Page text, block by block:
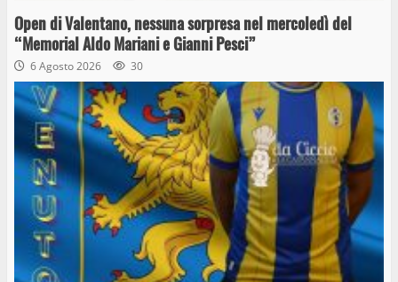
Open di Valentano, nessuna sorpresa nel mercoledì del
“Memorial Aldo Mariani e Gianni Pesci”
6 Agosto 2026 30